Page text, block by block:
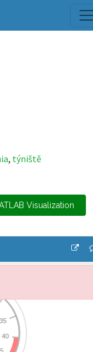
, týniště
Visualization